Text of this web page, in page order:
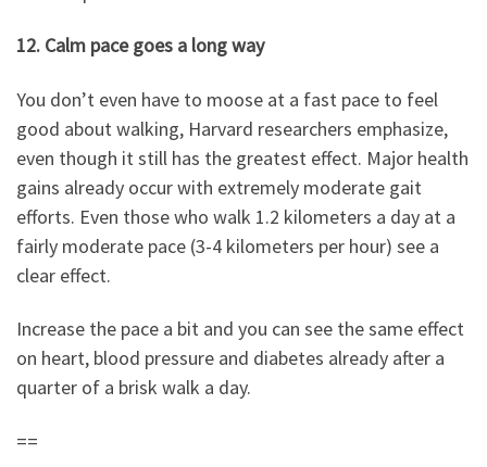
12. Calm pace goes a long way
You don’t even have to moose at a fast pace to feel
good about walking, Harvard researchers emphasize,
even though it still has the greatest effect. Major health
gains already occur with extremely moderate gait
efforts. Even those who walk 1.2 kilometers a day at a
fairly moderate pace (3-4 kilometers per hour) see a
clear effect.
Increase the pace a bit and you can see the same effect
on heart, blood pressure and diabetes already after a
quarter of a brisk walk a day.
==